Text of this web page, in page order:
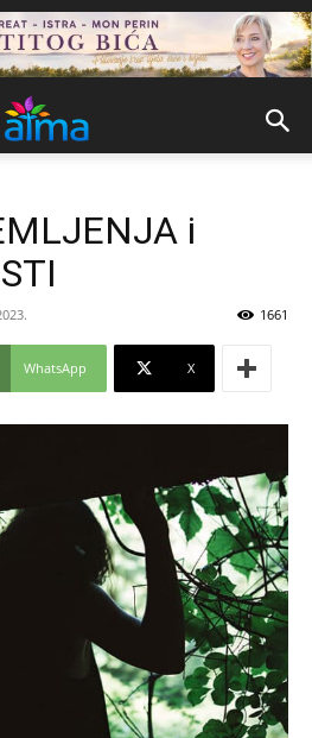
i
1661
WhatsApp X